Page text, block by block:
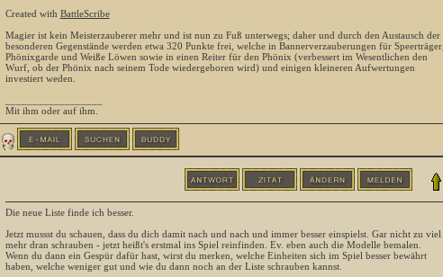
Created with BattleScribe
Magier ist kein Meisterzauberer mehr und ist nun zu Fuß unterwegs; daher und durch den Austausch der
besonderen Gegenstände werden etwa 320 Punkte frei, welche in Bannerverzauberungen für Speerträger,
Phönixgarde und Weiße Löwen sowie in einen Reiter für den Phönix (verbessert im Wesentlichen den
Wurf, ob der Phönix nach seinem Tode wiedergeboren wird) und einigen kleineren Aufwertungen
investiert weden.
Mit ihm oder auf ihm.
Die neue Liste finde ich besser.
Jetzt mussst du schauen, dass du dich damit nach und nach und immer besser einspielst. Gar nicht zu viel
mehr dran schrauben - jetzt heißt's erstmal ins Spiel reinfinden. Ev. eben auch die Modelle bemalen.
Wenn du dann ein Gespür dafür hast, wirst du merken, welche Einheiten sich im Spiel besser bewährt
haben, welche weniger gut und wie du dann noch an der Liste schrauben kannst.